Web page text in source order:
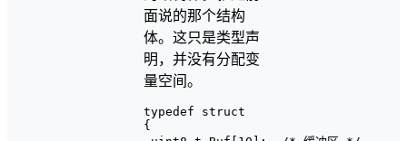
面说的那个结构
体。这只是类型声
明，并没有分配变
量空间。
typedef struct
{